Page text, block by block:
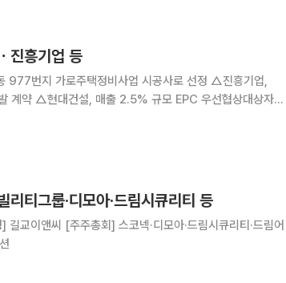
진흥기업 등
977번지 가로주택정비사업 시공사로 선정 △진흥기업,
계약 △현대건설, 매출 2.5% 규모 EPC 우선협상대상자로
넥, 박원철·아오키 에이지 각
티그룹·디모아·드림시큐리티 등
교이앤씨 [주주총회] 스코넥·디모아·드림시큐리티·드림어